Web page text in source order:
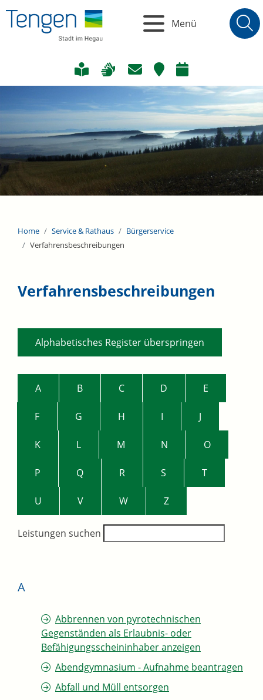
Menü
Home Service & Rathaus
Bürgerservice
Verfahrensbeschreibungen
Verfahrensbeschreibungen
Alphabetisches Register überspringen
A B C D E
F G H I J
K L M N O
P Q R S T
U V W Z
Leistungen suchen
A
Abbrennen von pyrotechnischen
Gegenständen als Erlaubnis- oder
Befähigungsscheininhaber anzeigen
Abendgymnasium - Aufnahme beantragen
Abfall und Müll entsorgen